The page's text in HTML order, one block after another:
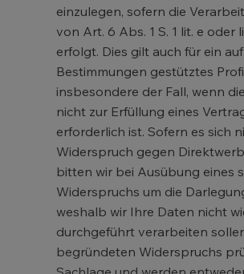
einzulegen, sofern die
von Art. 6 Abs. 1 S. 1 lit. e oder
erfolgt. Dies gilt auch für ein
Bestimmungen gestütztes
insbesondere der Fall, wenn
nicht zur Erfüllung eines
erforderlich ist. Sofern es sich
Widerspruch gegen
bitten wir bei Ausübung eines
Widerspruchs um die
weshalb wir Ihre Daten nicht
durchgeführt verarbeiten
begründeten Widerspruchs